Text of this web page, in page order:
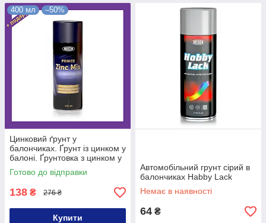
400 мл –50%
Цинковий ґрунт у
балончиках. Ґрунт із цинком у
балоні. Ґрунтовка з цинком у
спреї 400 мл
Готово до відправки
138 ₴ 276 ₴
Купити
Автомобільний грунт сірий в
балончиках Habby Lack
Немає в наявності
64 ₴